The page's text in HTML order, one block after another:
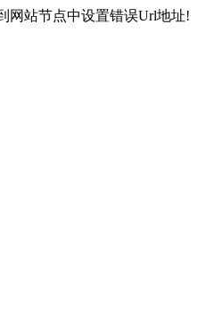
网站节点中设置错误Url地址!